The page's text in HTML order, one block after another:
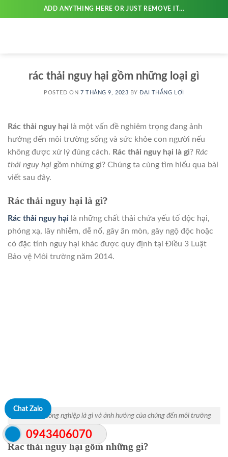
to
ADD ANYTHING HERE OR JUST REMOVE IT...
rác thải nguy hại gồm những loại gì
POSTED ON 7 THÁNG 9, 2023 BYĐẠI THẮNG LỢI
Rác thải nguy hại là một vấn đề nghiêm trọng đang ảnh
hưởng đến môi trường sống và sức khỏe con người nếu
không được xử lý đúng cách. Rác thải nguy hại là gì? Rác
thải nguy hại gồm những gì? Chúng ta cùng tìm hiểu qua bài
viết sau đây.
Rác thải nguy hại là gì?
Rác thải nguy hại là những chất thải chứa yếu tố độc hại,
phóng xạ, lây nhiễm, dễ nổ, gây ăn mòn, gây ngộ độc hoặc
có đặc tính nguy hại khác được quy định tại Điều 3 Luật
Bảo vệ Môi trường năm 2014.
Chất thải công nghiệp là gì và ảnh hưởng của chúng đến môi trường
Rác thải nguy hại gồm những gì?
Chat Zalo
0943406070